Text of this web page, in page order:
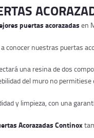
puertas acorazadas en
conocer nuestras puertas
una resina de dos
del muro no
y limpieza, con una
Acorazadas Continox